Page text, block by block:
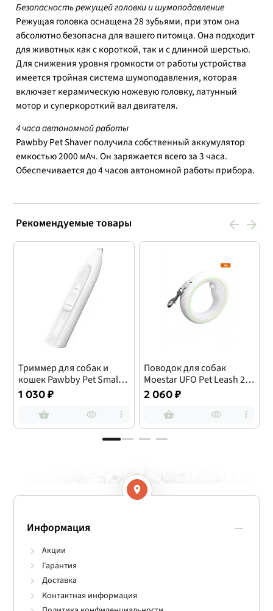
Безопасность режущей головки и шумоподавление
Режущая головка оснащена 28 зубьями, при этом она
абсолютно безопасна для вашего питомца. Она подходит
для животных как с короткой, так и с длинной шерстью.
Для снижения уровня громкости от работы устройства
имеется тройная система шумоподавления, которая
включает керамическую ножевую головку, латунный
мотор и суперкороткий вал двигателя.
4 часа автономной работы
Pawbby Pet Shaver получила собственный аккумулятор
емкостью 2000 мАч. Он заряжается всего за 3 часа.
Обеспечивается до 4 часов автономной работы прибора.
Рекомендуемые товары
Триммер для собак и
кошек Pawbby Pet Small
Area Clippers
1 030 ₽
Поводок для собак
Moestar UFO Pet Leash 2
Air
2 060 ₽
Информация
Акции
Гарантия
Доставка
Контактная информация